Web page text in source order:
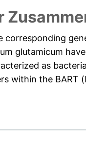
glutamicum
as
within the BART